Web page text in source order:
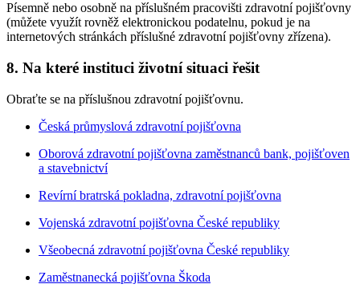
Písemně nebo osobně na příslušném pracovišti zdravotní pojišťovny
(můžete využít rovněž elektronickou podatelnu, pokud je na
internetových stránkách příslušné zdravotní pojišťovny zřízena).
8. Na které instituci životní situaci řešit
Obraťte se na příslušnou zdravotní pojišťovnu.
Česká průmyslová zdravotní pojišťovna
Oborová zdravotní pojišťovna zaměstnanců bank, pojišťoven
a stavebnictví
Revírní bratrská pokladna, zdravotní pojišťovna
Vojenská zdravotní pojišťovna České republiky
Všeobecná zdravotní pojišťovna České republiky
Zaměstnanecká pojišťovna Škoda